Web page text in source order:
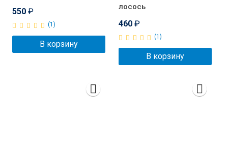
550 ₽
(1)
В корзину
лосось
460 ₽
(1)
В корзину